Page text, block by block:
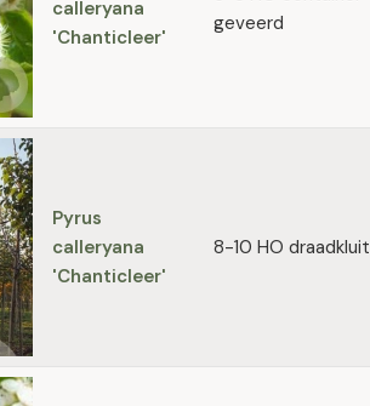
calleryana
'Chanticleer'
geveerd
Pyrus
calleryana
'Chanticleer'
8-10 HO draadkluit